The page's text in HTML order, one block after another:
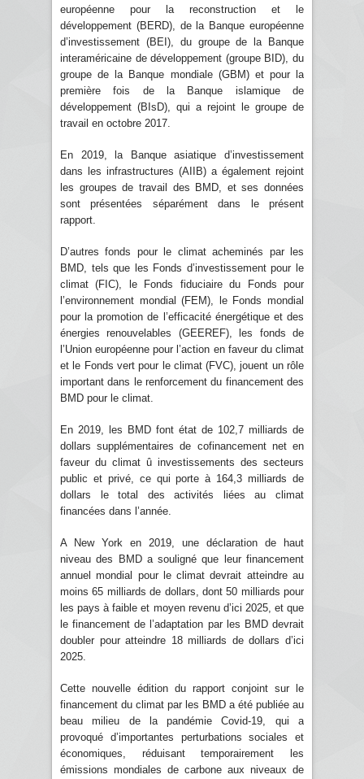
européenne pour la reconstruction et le
développement (BERD), de la Banque européenne
d’investissement (BEI), du groupe de la Banque
interaméricaine de développement (groupe BID), du
groupe de la Banque mondiale (GBM) et pour la
première fois de la Banque islamique de
développement (BIsD), qui a rejoint le groupe de
travail en octobre 2017.
En 2019, la Banque asiatique d’investissement
dans les infrastructures (AIIB) a également rejoint
les groupes de travail des BMD, et ses données
sont présentées séparément dans le présent
rapport.
D’autres fonds pour le climat acheminés par les
BMD, tels que les Fonds d’investissement pour le
climat (FIC), le Fonds fiduciaire du Fonds pour
l’environnement mondial (FEM), le Fonds mondial
pour la promotion de l’efficacité énergétique et des
énergies renouvelables (GEEREF), les fonds de
l’Union européenne pour l’action en faveur du climat
et le Fonds vert pour le climat (FVC), jouent un rôle
important dans le renforcement du financement des
BMD pour le climat.
En 2019, les BMD font état de 102,7 milliards de
dollars supplémentaires de cofinancement net en
faveur du climat û investissements des secteurs
public et privé, ce qui porte à 164,3 milliards de
dollars le total des activités liées au climat
financées dans l’année.
A New York en 2019, une déclaration de haut
niveau des BMD a souligné que leur financement
annuel mondial pour le climat devrait atteindre au
moins 65 milliards de dollars, dont 50 milliards pour
les pays à faible et moyen revenu d’ici 2025, et que
le financement de l’adaptation par les BMD devrait
doubler pour atteindre 18 milliards de dollars d’ici
2025.
Cette nouvelle édition du rapport conjoint sur le
financement du climat par les BMD a été publiée au
beau milieu de la pandémie Covid-19, qui a
provoqué d’importantes perturbations sociales et
économiques, réduisant temporairement les
émissions mondiales de carbone aux niveaux de